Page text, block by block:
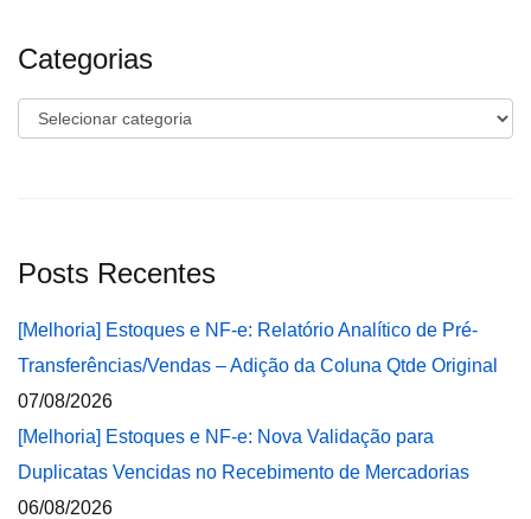
Categorias
Categorias
Posts Recentes
[Melhoria] Estoques e NF-e: Relatório Analítico de Pré-
Transferências/Vendas – Adição da Coluna Qtde Original
07/08/2026
[Melhoria] Estoques e NF-e: Nova Validação para
Duplicatas Vencidas no Recebimento de Mercadorias
06/08/2026